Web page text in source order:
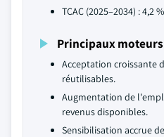
TCAC (2025–2034) : 4,2 %
Principaux
Acceptation croissante
réutilisables.
Augmentation de
revenus disponibles.
Sensibilisation accrue